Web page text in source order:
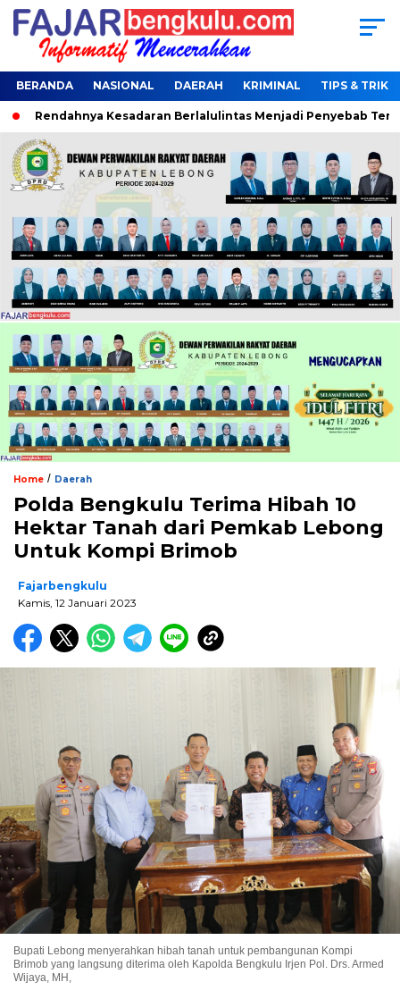
BERANDA NASIONAL DAERAH KRIMINAL TIPS & TRIK
Kesadaran Berlalulintas Menjadi Penyebab Terjaring
Home / Daerah
Polda Bengkulu Terima Hibah 10
Hektar Tanah dari Pemkab Lebong
Untuk Kompi Brimob
Fajarbengkulu
Kamis, 12 Januari 2023
Bupati Lebong menyerahkan hibah tanah untuk pembangunan Kompi
Brimob yang langsung diterima oleh Kapolda Bengkulu Irjen Pol. Drs. Armed
Wijaya, MH,